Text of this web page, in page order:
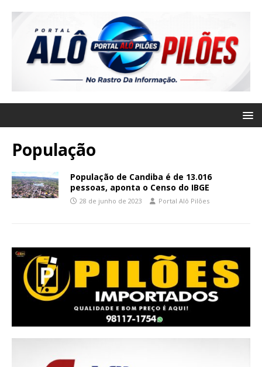
População
População de Candiba é de 13.016
pessoas, aponta o Censo do IBGE
28 de junho de 2023 Portal Alô Pilões